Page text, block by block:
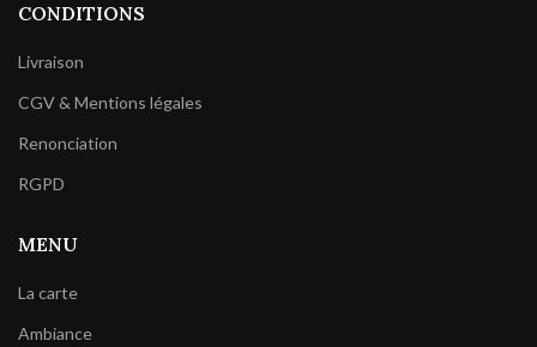
CONDITIONS
Livraison
CGV & Mentions légales
Renonciation
RGPD
MENU
La carte
Ambiance